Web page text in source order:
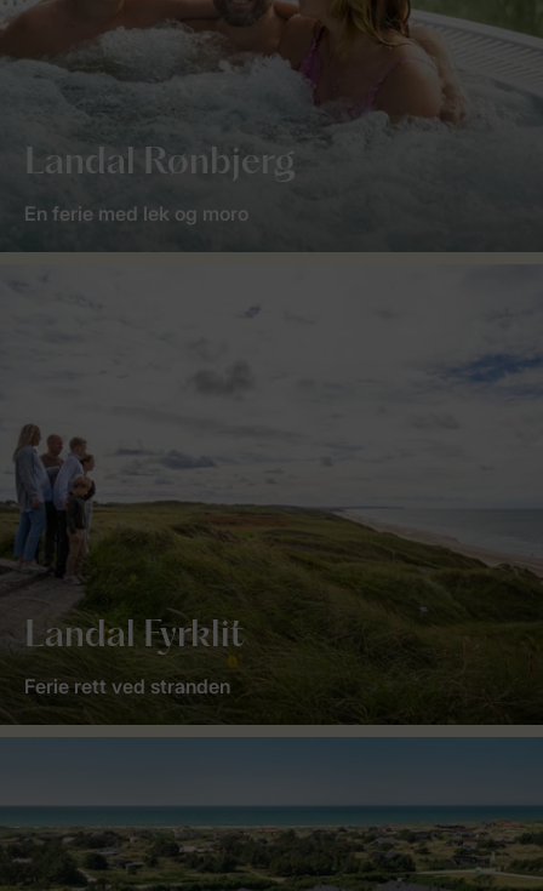
Landal Rønbjerg
En ferie med lek og moro
Landal Fyrklit
Ferie rett ved stranden